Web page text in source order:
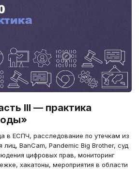
III — практика
в ЕСПЧ, расследование по утечкам из
лиц, BanCam, Pandemic Big Brother, суд
цифровых прав, мониторинг
хакатоны, мероприятия в области